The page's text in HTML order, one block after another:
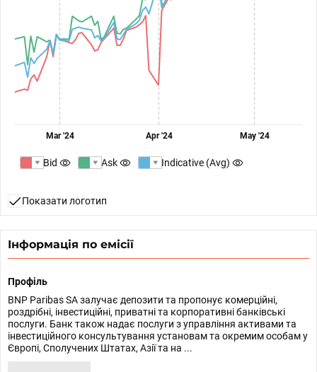
Mar '24 Apr '24 May '24
Bid Ask Indicative (Avg)
Показати логотип
Інформація по емісії
Профіль
BNP Paribas SA залучає депозити та пропонує комерційні,
роздрібні, інвестиційні, приватні та корпоративні банківські
послуги. Банк також надає послуги з управління активами та
інвестиційного консультування установам та окремим особам у
Європі, Сполучених Штатах, Азії та на ...